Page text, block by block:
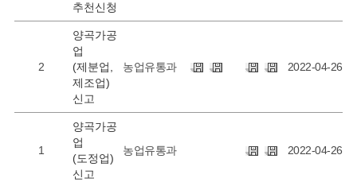
추천신청
2
양곡가공
업
(제분업,
제조업)
신고
농업유통과 2022-04-26
1
양곡가공
업
(도정업)
신고
농업유통과 2022-04-26